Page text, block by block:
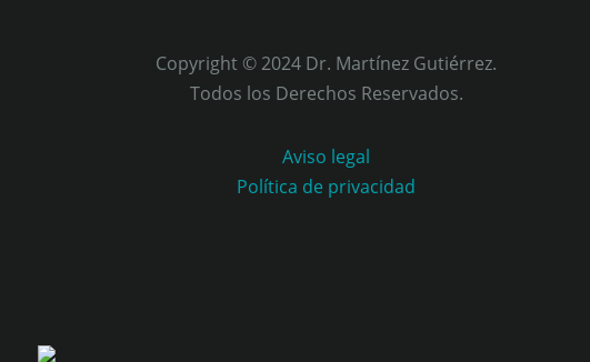
Copyright © 2024 Dr. Martínez Gutiérrez.
Todos los Derechos Reservados.
Aviso legal
Política de privacidad